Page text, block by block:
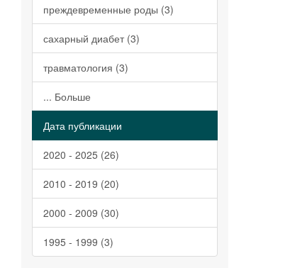
преждевременные роды (3)
сахарный диабет (3)
травматология (3)
... Больше
Дата публикации
2020 - 2025 (26)
2010 - 2019 (20)
2000 - 2009 (30)
1995 - 1999 (3)